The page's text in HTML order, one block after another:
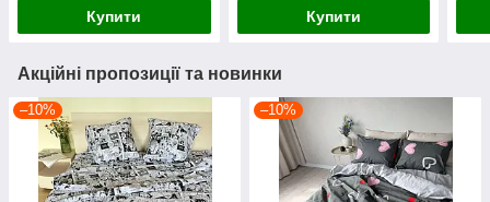
Купити Купити
Акційні пропозиції та новинки
–10% –10%